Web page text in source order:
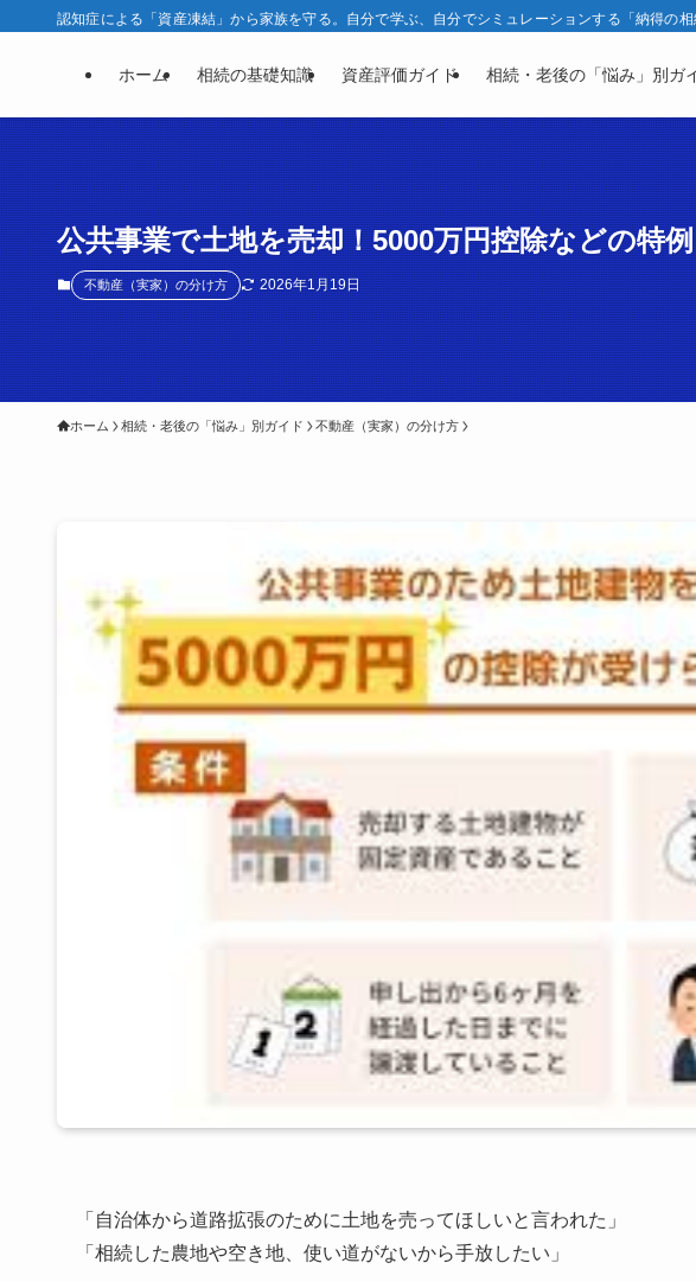
認知症による「資産凍結」から家族を守る。自分で学ぶ、自分でシミュレーションする「納得の
ホーム 相続の基礎知識 資産評価ガイド 相続・老後の「悩み」別ガ
公共事業で土地を売却！5000万円控除などの特
不動産（実家）の分け方 2026年1月19日
ホーム 相続・老後の「悩み」別ガイド 不動産（実家）の分け方
「自治体から道路拡張のために土地を売ってほしいと言われた」
「相続した農地や空き地、使い道がないから手放したい」